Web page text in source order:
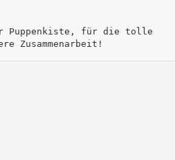
Puppenkiste, für die tolle
Zusammenarbeit!